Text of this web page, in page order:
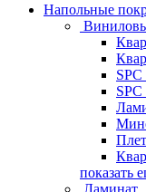
Напольные
показать
Ламинат